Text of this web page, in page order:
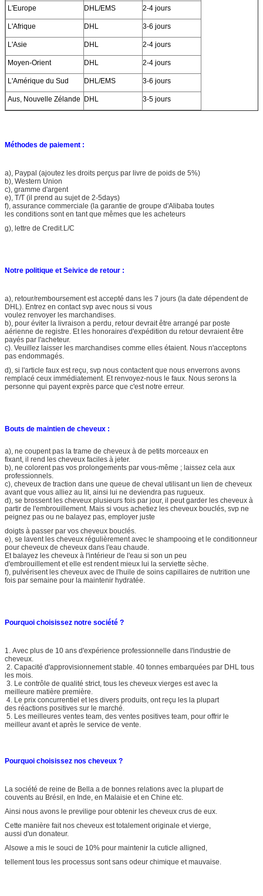
L'Europe DHL/EMS 2-4 jours
L'Afrique DHL 3-6 jours
L'Asie DHL 2-4 jours
Moyen-Orient DHL 2-4 jours
L'Amérique du Sud DHL/EMS 3-6 jours
Aus, Nouvelle Zélande DHL 3-5 jours
Méthodes de paiement :
a), Paypal (ajoutez les droits perçus par livre de poids de 5%)
b), Western Union
c), gramme d'argent
e), T/T (il prend au sujet de 2-5days)
f), assurance commerciale (la garantie de groupe d'Alibaba toutes
les conditions sont en tant que mêmes que les acheteurs
g), lettre de Credit.L/C
Notre politique et Seivice de retour :
a), retour/remboursement est accepté dans les 7 jours (la date dépendent de
DHL). Entrez en contact svp avec nous si vous
voulez renvoyer les marchandises.
b), pour éviter la livraison a perdu, retour devrait être arrangé par poste
aérienne de registre. Et les honoraires d'expédition du retour devraient être
payés par l'acheteur.
c). Veuillez laisser les marchandises comme elles étaient. Nous n'acceptons
pas endommagés.
d), si l'article faux est reçu, svp nous contactent que nous enverrons avons
remplacé ceux immédiatement. Et renvoyez-nous le faux. Nous serons la
personne qui payent exprès parce que c'est notre erreur.
Bouts de maintien de cheveux :
a), ne coupent pas la trame de cheveux à de petits morceaux en
fixant, il rend les cheveux faciles à jeter.
b), ne colorent pas vos prolongements par vous-même ; laissez cela aux
professionnels.
c), cheveux de traction dans une queue de cheval utilisant un lien de cheveux
avant que vous alliez au lit, ainsi lui ne deviendra pas rugueux.
d), se brossent les cheveux plusieurs fois par jour, il peut garder les cheveux à
partir de l'embrouillement. Mais si vous achetiez les cheveux bouclés, svp ne
peignez pas ou ne balayez pas, employer juste
doigts à passer par vos cheveux bouclés.
e), se lavent les cheveux régulièrement avec le shampooing et le conditionneur
pour cheveux de cheveux dans l'eau chaude.
Et balayez les cheveux à l'intérieur de l'eau si son un peu
d'embrouillement et elle est rendent mieux lui la serviette sèche.
f), pulvérisent les cheveux avec de l'huile de soins capillaires de nutrition une
fois par semaine pour la maintenir hydratée.
Pourquoi choisissez notre société ?
1. Avec plus de 10 ans d'expérience professionnelle dans l'industrie de
cheveux.
2. Capacité d'approvisionnement stable. 40 tonnes embarquées par DHL tous
les mois.
3. Le contrôle de qualité strict, tous les cheveux vierges est avec la
meilleure matière première.
4. Le prix concurrentiel et les divers produits, ont reçu les la plupart
des réactions positives sur le marché.
5. Les meilleures ventes team, des ventes positives team, pour offrir le
meilleur avant et après le service de vente.
Pourquoi choisissez nos cheveux ?
La société de reine de Bella a de bonnes relations avec la plupart de
couvents au Brésil, en Inde, en Malaisie et en Chine etc.
Ainsi nous avons le previlige pour obtenir les cheveux crus de eux.
Cette manière fait nos cheveux est totalement originale et vierge,
aussi d'un donateur.
Alsowe a mis le souci de 10% pour maintenir la cuticle alligned,
tellement tous les processus sont sans odeur chimique et mauvaise.